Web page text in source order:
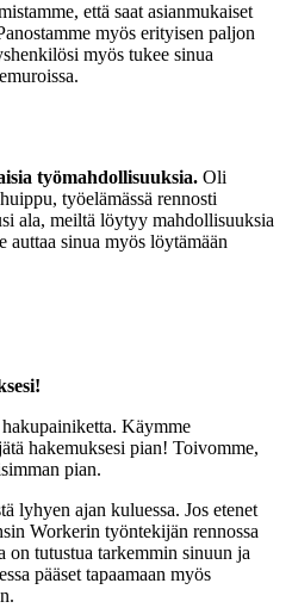
että saat asianmukaiset
myös erityisen paljon
myös tukee sinua
työmahdollisuuksia. Oli
työelämässä rennosti
ala, meiltä löytyy mahdollisuuksia
auttaa sinua myös löytämään
Käymme
hakemuksesi pian! Toivomme,
pian.
lyhyen ajan kuluessa. Jos etenet
Workerin työntekijän rennossa
on tutustua tarkemmin sinuun ja
pääset tapaamaan myös